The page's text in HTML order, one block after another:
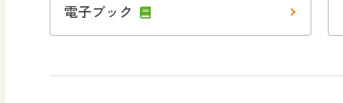
電子ブック